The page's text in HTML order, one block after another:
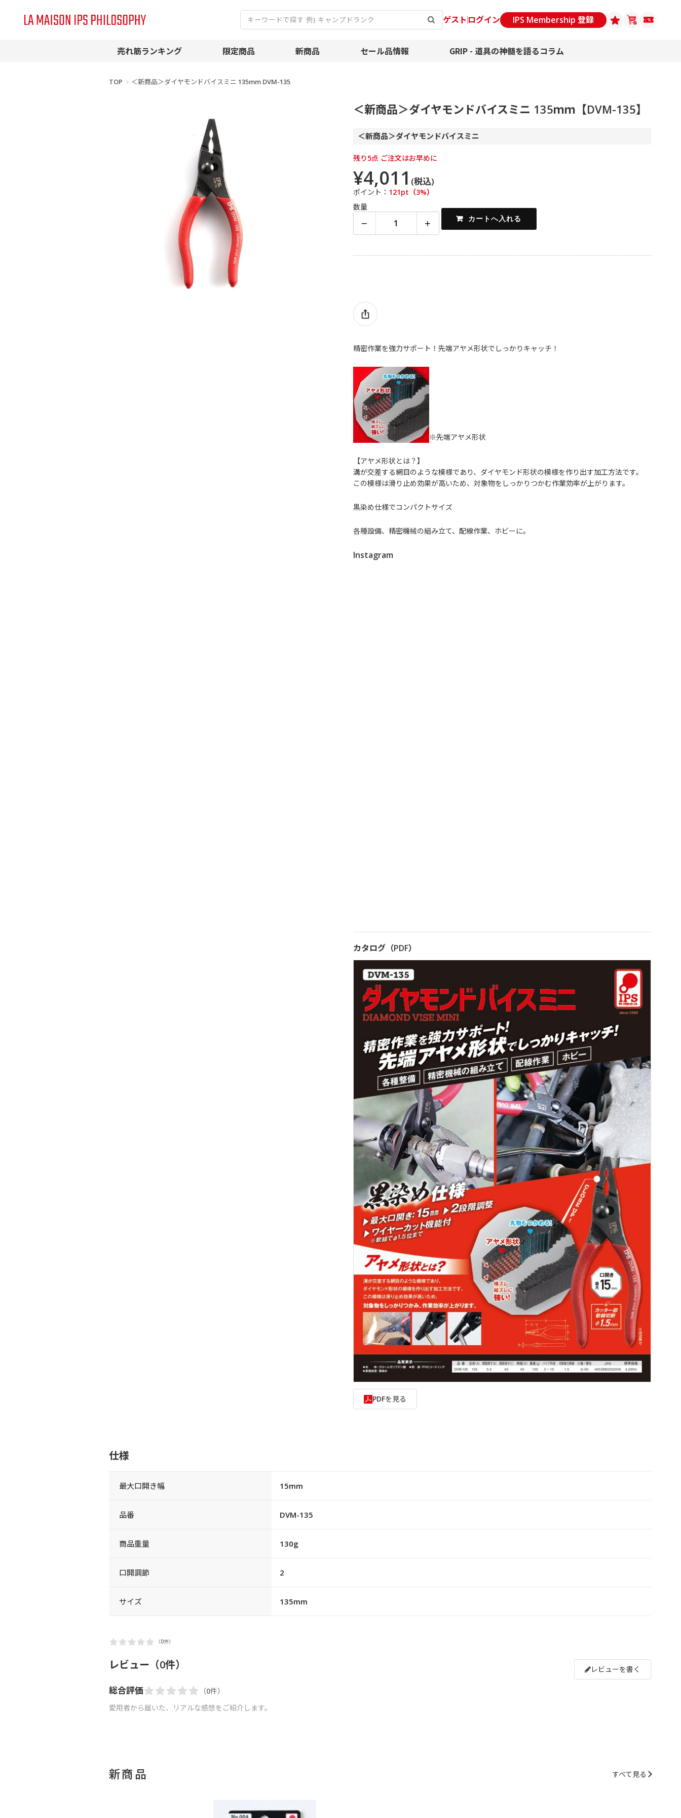
ゲスト ログイン IPS Membership 登録
売れ筋ランキング 限定商品 新商品 セール品情報 GRIP - 道具の神髄を語るコラム
TOP ＜新商品＞ダイヤモンドバイスミニ 135mm DVM-135
＜新商品＞ダイヤモンドバイスミニ 135ｍｍ【DVM-135】
＜新商品＞ダイヤモンドバイスミニ
残り5点 ご注文はお早めに
¥4,011 (税込)
ポイント： 121pt（3%）
数量
− +
精密作業を強力サポート！先端アヤメ形状でしっかりキャッチ！
※先端アヤメ形状
【アヤメ形状とは？】
溝が交差する網目のような模様であり、ダイヤモンド形状の模様を作り出す加工方法です。
この模様は滑り止め効果が高いため、対象物をしっかりつかむ作業効率が上がります。
黒染め仕様でコンパクトサイズ
各種設備、精密機械の組み立て、配線作業、ホビーに。
Instagram
カタログ（PDF）
PDFを見る
仕様
最大口開き幅 15mm
品番 DVM-135
商品重量 130g
口開調節 2
サイズ 135mm
（0件）
レビュー（0件）
総合評価
（0件）
愛用者から届いた、リアルな感想をご紹介します。
レビューを書く
新商品 すべて見る